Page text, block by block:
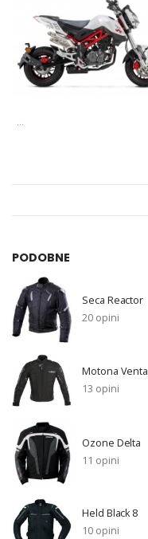
PODOBNE
Seca Reactor
20 opini
Motona Venta
13 opini
Ozone Delta
11 opini
Held Black 8
10 opini